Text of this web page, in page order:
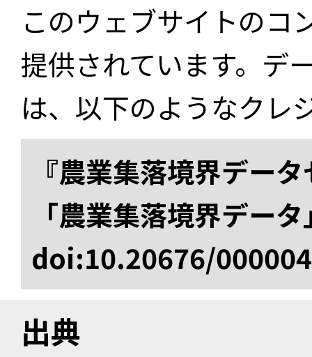
このウェブサイトのコ
提供されています。デ
は、以下のようなクレ
『農業集落境界デー
「農業集落境界デー
doi:10.20676/
出典